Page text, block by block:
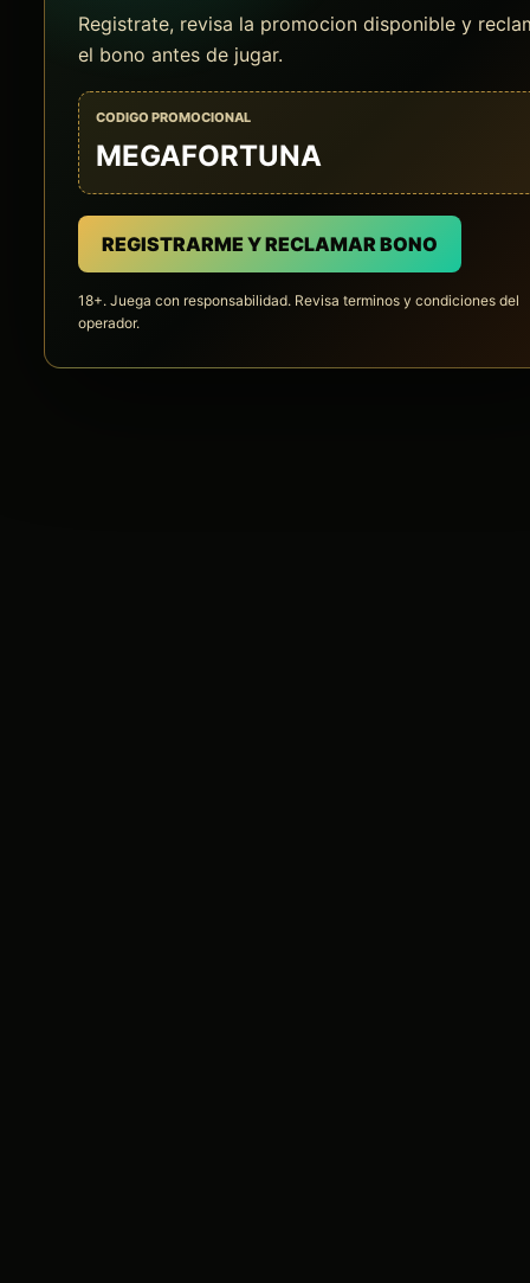
Registrate, revisa la promocion disponible y
el bono antes de jugar.
CODIGO PROMOCIONAL
MEGAFORTUNA
REGISTRARME Y RECLAMAR BONO
18+. Juega con responsabilidad. Revisa terminos y condiciones del
operador.